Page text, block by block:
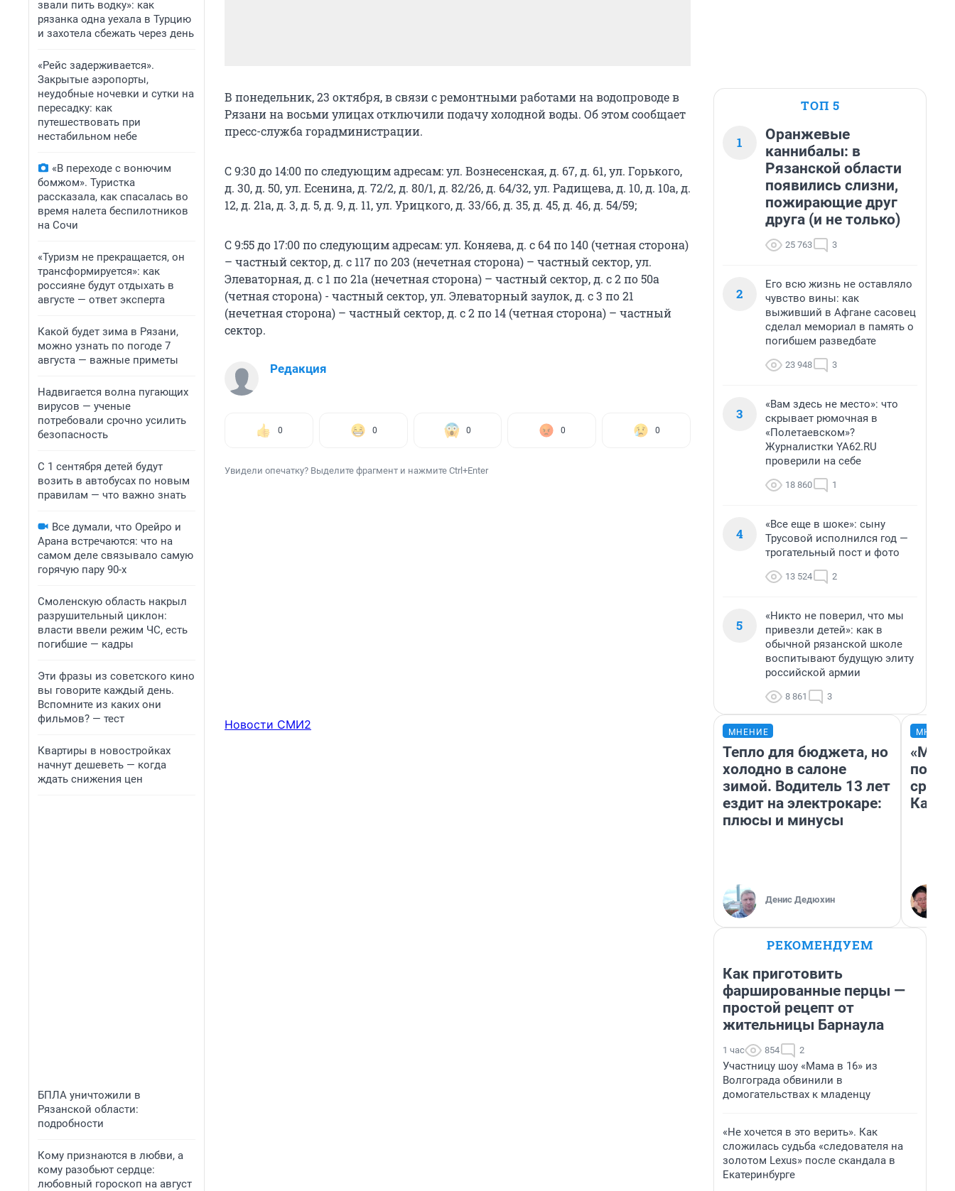
звали пить водку»: как
рязанка одна уехала в Турцию
и захотела сбежать через день
«Рейс задерживается».
Закрытые аэропорты,
неудобные ночевки и сутки на
пересадку: как
путешествовать при
нестабильном небе
«В переходе с вонючим
бомжом». Туристка
рассказала, как спасалась во
время налета беспилотников
на Сочи
«Туризм не прекращается, он
трансформируется»: как
россияне будут отдыхать в
августе — ответ эксперта
Какой будет зима в Рязани,
можно узнать по погоде 7
августа — важные приметы
Надвигается волна пугающих
вирусов — ученые
потребовали срочно усилить
безопасность
С 1 сентября детей будут
возить в автобусах по новым
правилам — что важно знать
Все думали, что Орейро и
Арана встречаются: что на
самом деле связывало самую
горячую пару 90-х
Смоленскую область накрыл
разрушительный циклон:
власти ввели режим ЧС, есть
погибшие — кадры
Эти фразы из советского кино
вы говорите каждый день.
Вспомните из каких они
фильмов? — тест
Квартиры в новостройках
начнут дешеветь — когда
ждать снижения цен
БПЛА уничтожили в
Рязанской области:
подробности
Кому признаются в любви, а
кому разобьют сердце:
любовный гороскоп на август
В понедельник, 23 октября, в связи с ремонтными работами на водопроводе в
Рязани на восьми улицах отключили подачу холодной воды. Об этом сообщает
пресс-служба горадминистрации.
С 9:30 до 14:00 по следующим адресам: ул. Вознесенская, д. 67, д. 61, ул. Горького,
д. 30, д. 50, ул. Есенина, д. 72/2, д. 80/1, д. 82/26, д. 64/32, ул. Радищева, д. 10, д. 10а, д.
12, д. 21а, д. 3, д. 5, д. 9, д. 11, ул. Урицкого, д. 33/66, д. 35, д. 45, д. 46, д. 54/59;
С 9:55 до 17:00 по следующим адресам: ул. Коняева, д. с 64 по 140 (четная сторона)
– частный сектор, д. с 117 по 203 (нечетная сторона) – частный сектор, ул.
Элеваторная, д. с 1 по 21а (нечетная сторона) – частный сектор, д. с 2 по 50а
(четная сторона) - частный сектор, ул. Элеваторный заулок, д. с 3 по 21
(нечетная сторона) – частный сектор, д. с 2 по 14 (четная сторона) – частный
сектор.
Редакция
0 0 0 0 0
Увидели опечатку? Выделите фрагмент и нажмите Ctrl+Enter
Новости СМИ2
ТОП 5
1
Оранжевые
каннибалы: в
Рязанской области
появились слизни,
пожирающие друг
друга (и не только)
25 763 3
2
Его всю жизнь не оставляло
чувство вины: как
выживший в Афгане сасовец
сделал мемориал в память о
погибшем разведбате
23 948 3
3
«Вам здесь не место»: что
скрывает рюмочная в
«Полетаевском»?
Журналистки YA62.RU
проверили на себе
18 860 1
4
«Все еще в шоке»: сыну
Трусовой исполнился год —
трогательный пост и фото
13 524 2
5
«Никто не поверил, что мы
привезли детей»: как в
обычной рязанской школе
воспитывают будущую элиту
российской армии
8 861 3
МНЕНИЕ
Тепло для бюджета, но
холодно в салоне
зимой. Водитель 13 лет
ездит на электрокаре:
плюсы и минусы
Денис Дедюхин
РЕКОМЕНДУЕМ
Как приготовить
фаршированные перцы —
простой рецепт от
жительницы Барнаула
1 час 854 2
Участницу шоу «Мама в 16» из
Волгограда обвинили в
домогательствах к младенцу
«Не хочется в это верить». Как
сложилась судьба «следователя на
золотом Lexus» после скандала в
Екатеринбурге